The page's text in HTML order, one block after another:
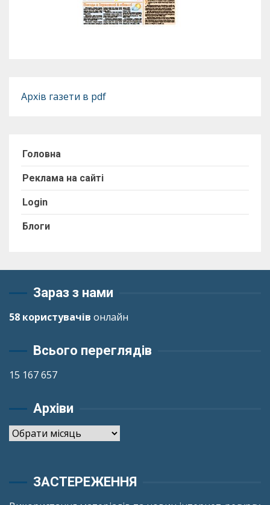
Архів газети в pdf
Головна
Реклама на сайті
Login
Блоги
Зараз з нами
58 користувачів онлайн
Всього переглядів
15 167 657
Архіви
Архіви
ЗАСТЕРЕЖЕННЯ